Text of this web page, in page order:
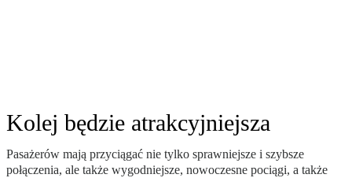
Kolej będzie atrakcyjniejsza
Pasażerów mają przyciągać nie tylko sprawniejsze i szybsze
połączenia, ale także wygodniejsze, nowoczesne pociągi, a także